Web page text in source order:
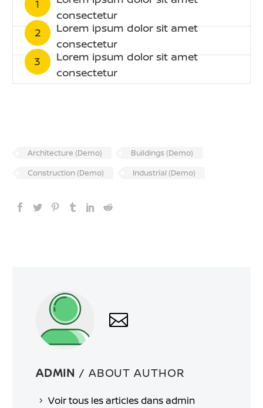
1
consectetur
2
Lorem ipsum dolor sit amet
consectetur
3
Lorem ipsum dolor sit amet
consectetur
Architecture (Demo)
Buildings (Demo)
Construction (Demo)
Industrial (Demo)
ADMIN / ABOUT AUTHOR
Voir tous les articles dans admin